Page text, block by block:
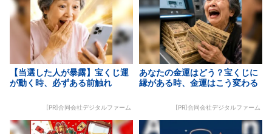
【当選した人が暴露】宝くじ運
が動く時、必ずある前触れ
[PR]合同会社デジタルファーム
あなたの金運はどう？宝くじに
縁がある時、金運はこう変わる
[PR]合同会社デジタルファーム